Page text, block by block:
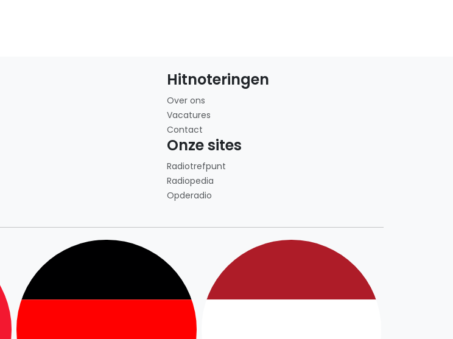
Hitnoteringen
Over ons
Vacatures
Contact
Onze sites
Radiotrefpunt
Radiopedia
Opderadio